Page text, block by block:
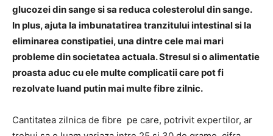
glucozei din sange si sa reduca colesterolul din sange.
In plus, ajuta la imbunatatirea tranzitului intestinal si la
eliminarea constipatiei, una dintre cele mai mari
probleme din societatea actuala. Stresul si o alimentatie
proasta aduc cu ele multe complicatii care pot fi
rezolvate luand putin mai multe fibre zilnic.
Cantitatea zilnica de fibre pe care, potrivit expertilor, ar